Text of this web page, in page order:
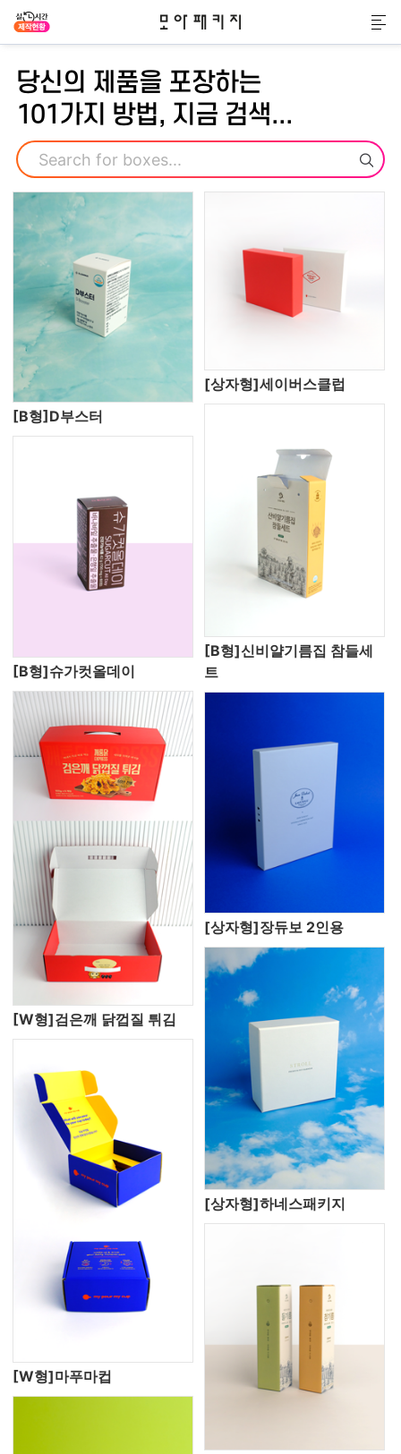
모아패키지
메
당신의 제품을 포장하는
101가지 방법, 지금 검색...
검색
[B형]D부스터
[상자형]세이버스클럽
[B형]슈가컷올데이
[B형]신비얄기름집 참들세
트
[W형]검은깨 닭껍질 튀김
[상자형]장듀보 2인용
[W형]마푸마컵
[상자형]하네스패키지